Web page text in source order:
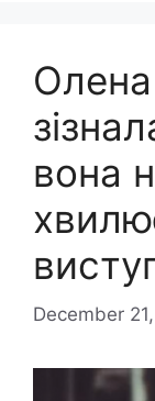
вона
December